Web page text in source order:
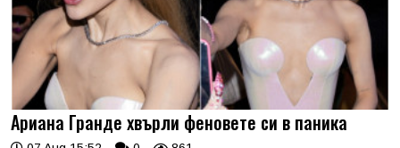
Ариана Гранде хвърли феновете си в паника